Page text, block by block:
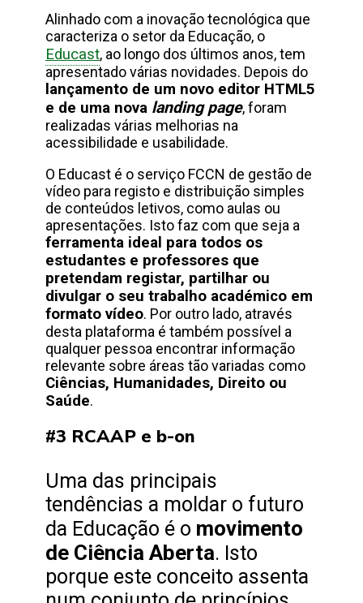
Alinhado com a inovação tecnológica que
caracteriza o setor da Educação, o
Educast, ao longo dos últimos anos, tem
apresentado várias novidades. Depois do
lançamento de um novo editor HTML5
e de uma nova landing page, foram
realizadas várias melhorias na
acessibilidade e usabilidade.
O Educast é o serviço FCCN de gestão de
vídeo para registo e distribuição simples
de conteúdos letivos, como aulas ou
apresentações. Isto faz com que seja a
ferramenta ideal para todos os
estudantes e professores que
pretendam registar, partilhar ou
divulgar o seu trabalho académico em
formato vídeo. Por outro lado, através
desta plataforma é também possível a
qualquer pessoa encontrar informação
relevante sobre áreas tão variadas como
Ciências, Humanidades, Direito ou
Saúde.
#3 RCAAP e b-on
Uma das principais
tendências a moldar o futuro
da Educação é o movimento
de Ciência Aberta. Isto
porque este conceito assenta